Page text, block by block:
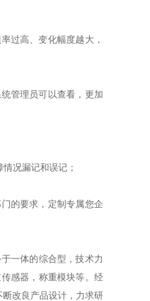
过高、变化幅度越大，
管理员可以查看，更加
况漏记和误记；
的要求，定制专属您企
一体的综合型，技术力
感器，称重模块等。经
改良产品设计，力求研